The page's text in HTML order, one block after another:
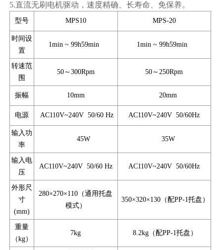
5.直流无刷电机驱动，速度精确、长寿命、免保养。
型号 MPS10 MPS-20
时间设
置
1min ~ 99h59min 1min ~ 99h59min
转速范
围
50～300Rpm 50～250Rpm
振幅 10mm 20mm
电源 AC110V~240V 50/60 Hz AC110V~240V 50/60Hz
输入功
率
45W 35W
输入电
压
AC110V~240V 50/60 Hz AC110V~240V 50/60Hz
外形尺
寸
(mm)
280×270×110（通用托盘
模式）
350×320×130（配PP-1托盘）
重量
（kg）
7kg 8.2kg（配PP-1托盘）